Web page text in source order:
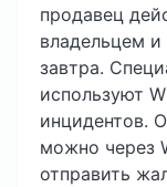
продавец
владельцем и
завтра.
используют
инцидентов.
можно через
отправить